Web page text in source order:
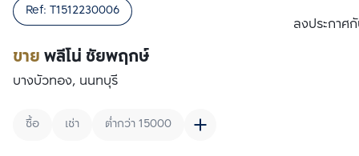
ลงประกาศกั
ขายพลีโน่ ชัยพฤกษ์
Ref: T1512230006
บางบัวทอง, นนทบุรี
ซื้อ เช่า ต่ำกว่า 15000
เปรียบเทียบ